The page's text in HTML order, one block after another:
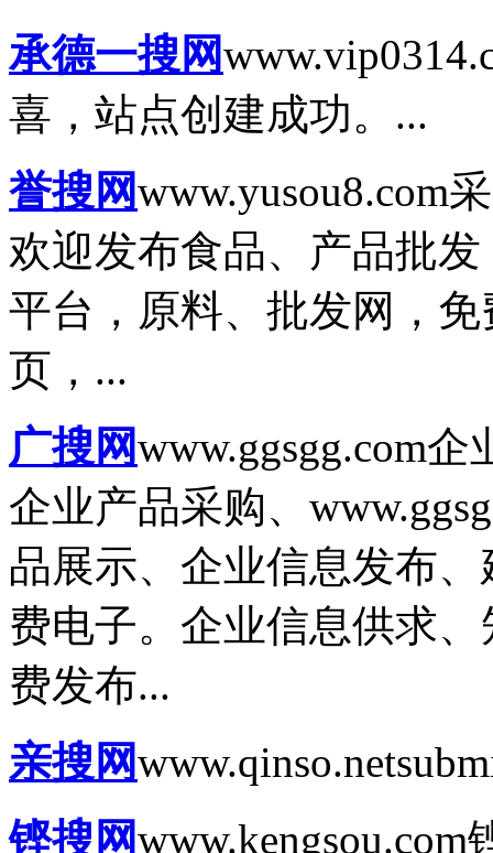
承德一搜网
喜，站点创建成功。...
誉搜网www.yusou8.com
欢迎发布食品、产品批
平台，原料、批发网，
页，...
广搜网www.ggsgg.com企
企业产品采购、
品展示、企业信息发布
费电子。企业信息供求
费发布...
亲搜网www.qinso.net
铿搜网www.kengsou.com